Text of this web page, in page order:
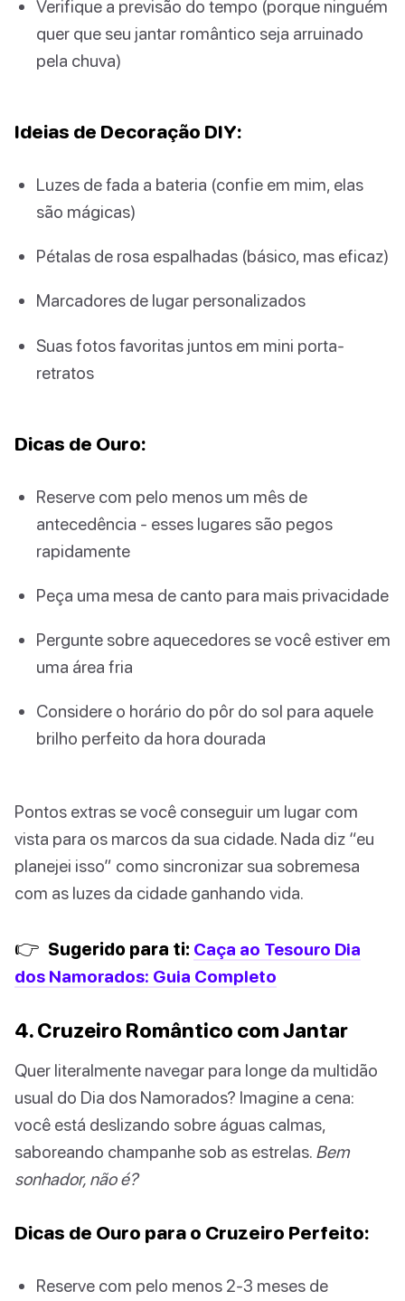
Verifique a previsão do tempo (porque ninguém
quer que seu jantar romântico seja arruinado
pela chuva)
Ideias de Decoração DIY:
Luzes de fada a bateria (confie em mim, elas
são mágicas)
Pétalas de rosa espalhadas (básico, mas eficaz)
Marcadores de lugar personalizados
Suas fotos favoritas juntos em mini porta-
retratos
Dicas de Ouro:
Reserve com pelo menos um mês de
antecedência - esses lugares são pegos
rapidamente
Peça uma mesa de canto para mais privacidade
Pergunte sobre aquecedores se você estiver em
uma área fria
Considere o horário do pôr do sol para aquele
brilho perfeito da hora dourada
Pontos extras se você conseguir um lugar com
vista para os marcos da sua cidade. Nada diz “eu
planejei isso” como sincronizar sua sobremesa
com as luzes da cidade ganhando vida.
👉 Sugerido para ti: Caça ao Tesouro Dia
dos Namorados: Guia Completo
4. Cruzeiro Romântico com Jantar
Quer literalmente navegar para longe da multidão
usual do Dia dos Namorados? Imagine a cena:
você está deslizando sobre águas calmas,
saboreando champanhe sob as estrelas. Bem
sonhador, não é?
Dicas de Ouro para o Cruzeiro Perfeito:
Reserve com pelo menos 2-3 meses de